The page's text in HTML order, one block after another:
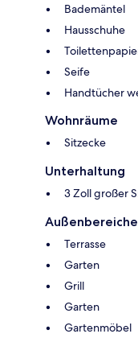
Bademäntel
Hausschuhe
Seife
Handtücher
Wohnräume
Sitzecke
Unterhaltung
3 Zoll großer
Außenbereiche
Terrasse
Garten
Grill
Garten
Gartenmöbel